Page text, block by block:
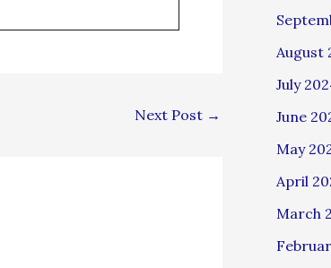
Next Post →
August
July
June
May
April
March